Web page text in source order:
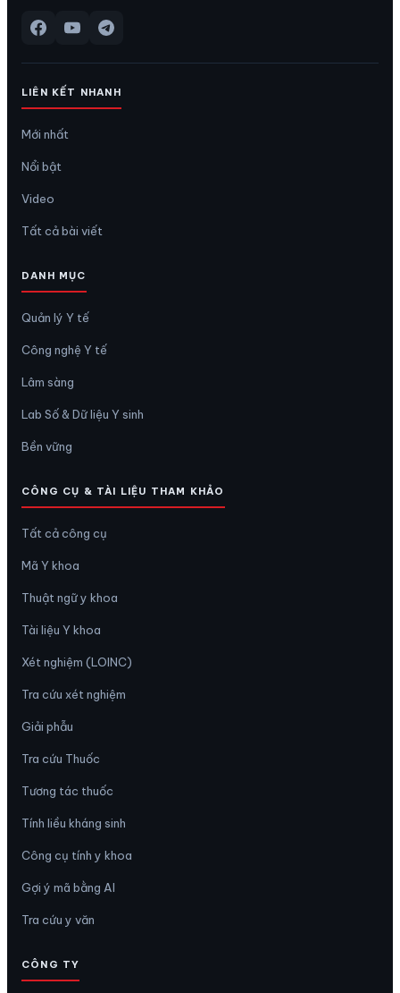
LIÊN KẾT NHANH
Mới nhất
Nổi bật
Video
Tất cả bài viết
DANH MỤC
Quản lý Y tế
Công nghệ Y tế
Lâm sàng
Lab Số & Dữ liệu Y sinh
Bền vững
CÔNG CỤ & TÀI LIỆU THAM KHẢO
Tất cả công cụ
Mã Y khoa
Thuật ngữ y khoa
Tài liệu Y khoa
Xét nghiệm (LOINC)
Tra cứu xét nghiệm
Giải phẫu
Tra cứu Thuốc
Tương tác thuốc
Tính liều kháng sinh
Công cụ tính y khoa
Gợi ý mã bằng AI
Tra cứu y văn
CÔNG TY